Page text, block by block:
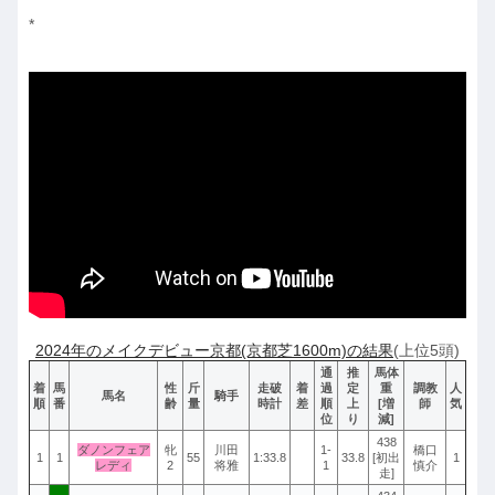
*
2024年のメイクデビュー京都(京都芝1600m)の結果(上位5頭)
着
順
馬
番
馬名
性
齢
斤
量
騎手
走破
時計
着
差
通
過
順
位
推
定
上
り
馬体
重
[増
減]
調教
師
人
気
1 1
ダノンフェア
レディ
牝
2
55
川田
将雅
1:33.8
1-
1
33.8
438
[初出
走]
橋口
慎介
1